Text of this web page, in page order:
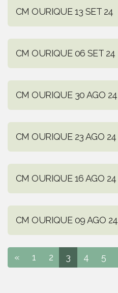
CM OURIQUE 13 SET 24
CM OURIQUE 06 SET 24
CM OURIQUE 30 AGO 24
CM OURIQUE 23 AGO 24
CM OURIQUE 16 AGO 24
CM OURIQUE 09 AGO 24
« 1 2 3 4 5